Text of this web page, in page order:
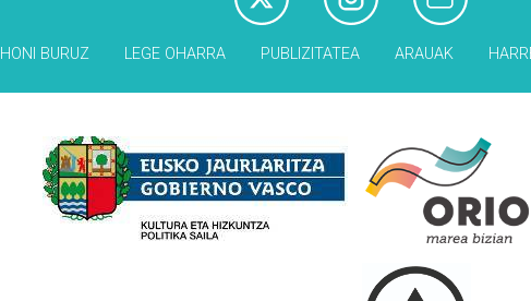
HONI BURUZ LEGE OHARRA PUBLIZITATEA ARAUAK